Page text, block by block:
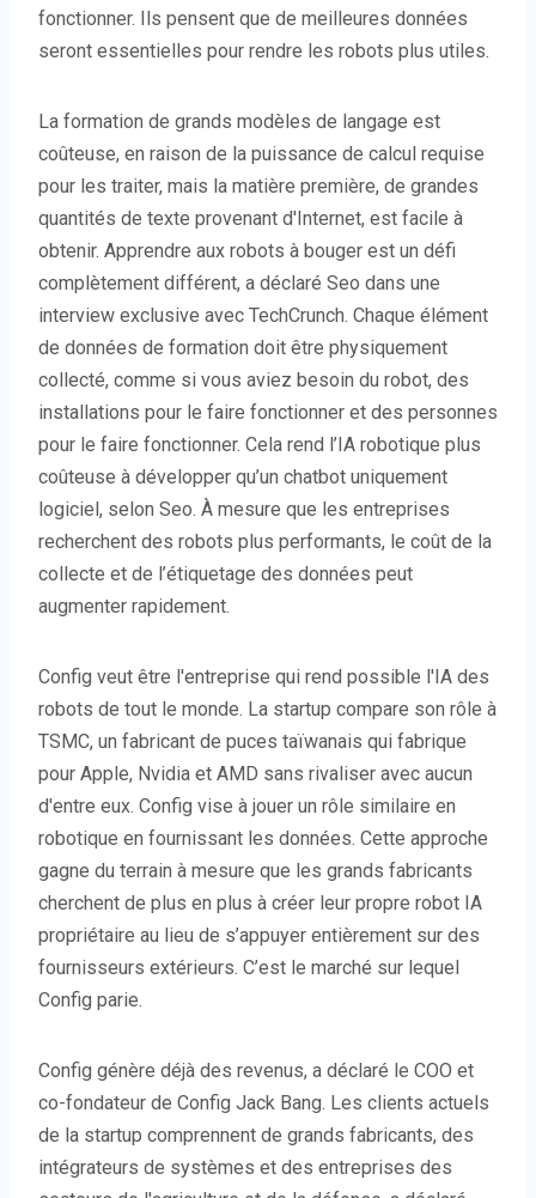
fonctionner. Ils pensent que de meilleures données
seront essentielles pour rendre les robots plus utiles.
La formation de grands modèles de langage est
coûteuse, en raison de la puissance de calcul requise
pour les traiter, mais la matière première, de grandes
quantités de texte provenant d'Internet, est facile à
obtenir. Apprendre aux robots à bouger est un défi
complètement différent, a déclaré Seo dans une
interview exclusive avec TechCrunch. Chaque élément
de données de formation doit être physiquement
collecté, comme si vous aviez besoin du robot, des
installations pour le faire fonctionner et des personnes
pour le faire fonctionner. Cela rend l’IA robotique plus
coûteuse à développer qu’un chatbot uniquement
logiciel, selon Seo. À mesure que les entreprises
recherchent des robots plus performants, le coût de la
collecte et de l’étiquetage des données peut
augmenter rapidement.
Config veut être l'entreprise qui rend possible l'IA des
robots de tout le monde. La startup compare son rôle à
TSMC, un fabricant de puces taïwanais qui fabrique
pour Apple, Nvidia et AMD sans rivaliser avec aucun
d'entre eux. Config vise à jouer un rôle similaire en
robotique en fournissant les données. Cette approche
gagne du terrain à mesure que les grands fabricants
cherchent de plus en plus à créer leur propre robot IA
propriétaire au lieu de s’appuyer entièrement sur des
fournisseurs extérieurs. C’est le marché sur lequel
Config parie.
Config génère déjà des revenus, a déclaré le COO et
co-fondateur de Config Jack Bang. Les clients actuels
de la startup comprennent de grands fabricants, des
intégrateurs de systèmes et des entreprises des